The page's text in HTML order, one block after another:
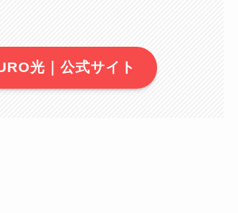
光｜公式サイト